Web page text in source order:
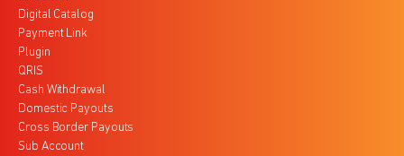
Digital Catalog
Payment Link
Plugin
QRIS
Cash Withdrawal
Domestic Payouts
Cross Border Payouts
Sub Account